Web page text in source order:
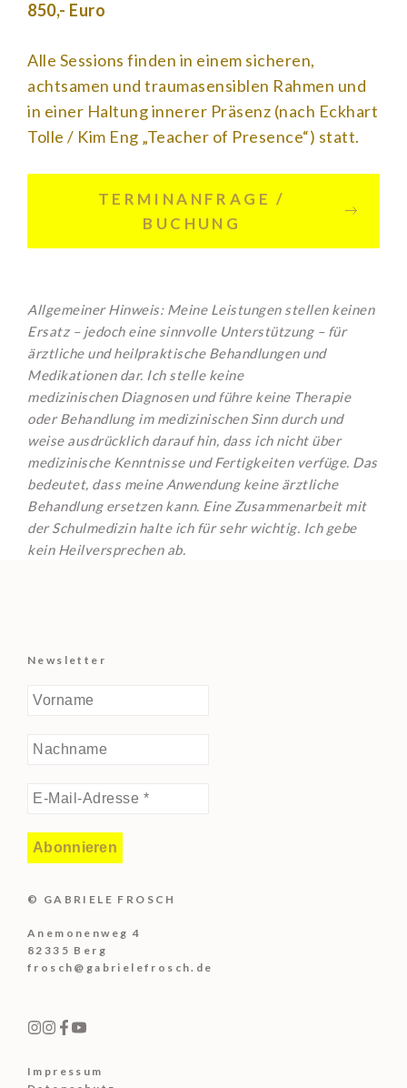
850,- Euro
Alle Sessions finden in einem sicheren,
achtsamen und traumasensiblen Rahmen und
in einer Haltung innerer Präsenz (nach Eckhart
Tolle / Kim Eng „Teacher of Presence“) statt.
TERMINANFRAGE /
BUCHUNG
Allgemeiner Hinweis: Meine Leistungen stellen keinen
Ersatz – jedoch eine sinnvolle Unterstützung – für
ärztliche und heilpraktische Behandlungen und
Medikationen dar. Ich stelle keine
medizinischen Diagnosen und führe keine Therapie
oder Behandlung im medizinischen Sinn durch und
weise ausdrücklich darauf hin, dass ich nicht über
medizinische Kenntnisse und Fertigkeiten verfüge. Das
bedeutet, dass meine Anwendung keine ärztliche
Behandlung ersetzen kann. Eine Zusammenarbeit mit
der Schulmedizin halte ich für sehr wichtig. Ich gebe
kein Heilversprechen ab.
Newsletter
© GABRIELE FROSCH
Anemonenweg 4
82335 Berg
frosch@gabrielefrosch.de
Impressum